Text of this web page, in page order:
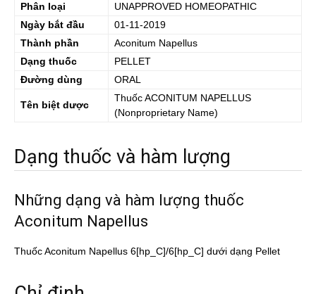
Phân loại
UNAPPROVED HOMEOPATHIC
Ngày bắt đầu
01-11-2019
Thành phần
Aconitum Napellus
Dạng thuốc
PELLET
Đường dùng
ORAL
Tên biệt dược
ThuốcACONITUM NAPELLUS
(Nonproprietary Name)
Dạng thuốc và hàm lượng
Những dạng và hàm lượng thuốc
Aconitum Napellus
Thuốc Aconitum Napellus 6[hp_C]/6[hp_C] dưới dạng Pellet